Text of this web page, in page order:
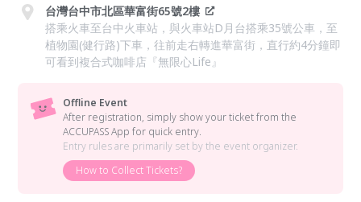
台灣台中市北區華富街65號2樓
搭乘火車至台中火車站，與火車站D月台搭乘35號公車，至
植物園(健行路)下車，往前走右轉進華富街，直行約4分鐘即
可看到複合式咖啡店『無限心Life』
Offline Event
After registration, simply show your ticket from the
ACCUPASS App for quick entry.
Entry rules are primarily set by the event organizer.
How to Collect Tickets?